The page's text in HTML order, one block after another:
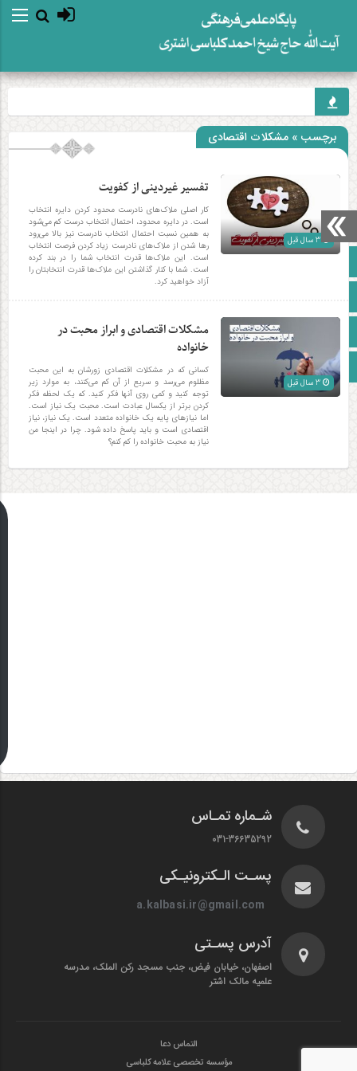
زبان انگلیسی
برچسب » مشکلات اقتصادی
3 سال قبل
تفسیر غیردینی از کفویت
کار اصلی ملاک‌های نادرست محدود کردن دایره انتخاب
است. در دایره محدود، احتمال انتخاب درست کم می‌شود
به همین نسبت احتمال انتخاب نادرست نیز بالا می‌رود
رها شدن از ملاک‌های نادرست زیاد کردن فرصت انتخاب
است. این ملاک‌ها قدرت انتخاب شما را در بند کرده
است. شما با کنار گذاشتن این ملاک‌ها قدرت انتخابتان را
آزاد خواهید کرد.
مشکلات اقتصادی و ابراز محبت در
خانواده
کسانی که در مشکلات اقتصادی زورشان به اين محبت
مظلوم می‌رسد و سريع از آن کم می‌کنند، به موارد زیر
توجه کنید و کمی روی آنها فکر کنید. که یک لحظه فکر
کردن برتر از يکسال عبادت است. محبت يک نياز است.
اما نيازهای پايه يک خانواده متعدد است. يک نياز، نياز
اقتصادی است و بايد پاسخ داده شود. چرا در اینجا من
نياز به محبت خانواده را کم کنم؟
شـماره تمـاس
031-36635292
پسـت الـکترونیـکی
a.kalbasi.ir@gmail.com
آدرس پسـتی
اصفهان، خیابان فیض، جنب مسجد رکن الملک، مدرسه
علمیه مالک اشتر
التماس دعا
مؤسسه تخصصی علامه کلباسی